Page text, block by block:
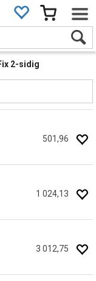
2-sidig
501,96
1 024,13
3 012,75